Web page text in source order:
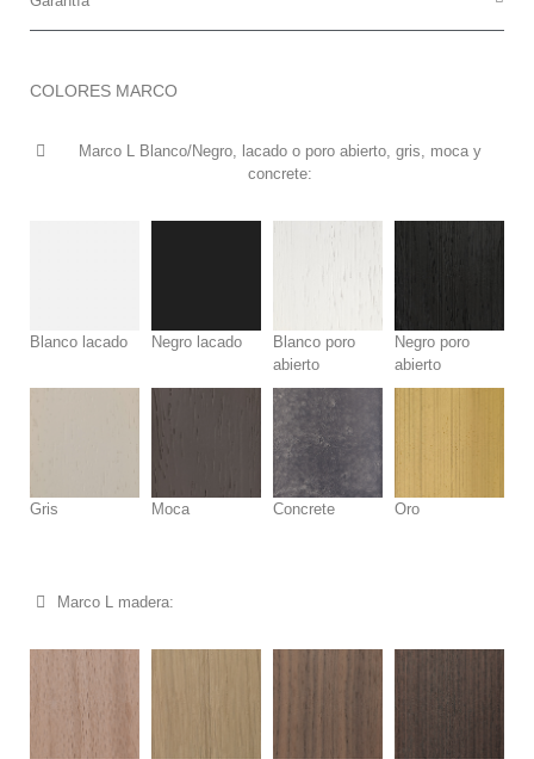
COLORES MARCO
Marco L Blanco/Negro, lacado o poro abierto, gris, moca y
concrete:
Blanco lacado Negro lacado
Blanco poro
abierto
Negro poro
abierto
Gris Moca Concrete Oro
Marco L madera: